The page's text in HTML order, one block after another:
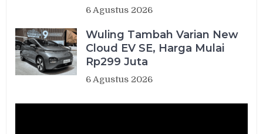
6 Agustus 2026
Wuling Tambah Varian New
Cloud EV SE, Harga Mulai
Rp299 Juta
6 Agustus 2026